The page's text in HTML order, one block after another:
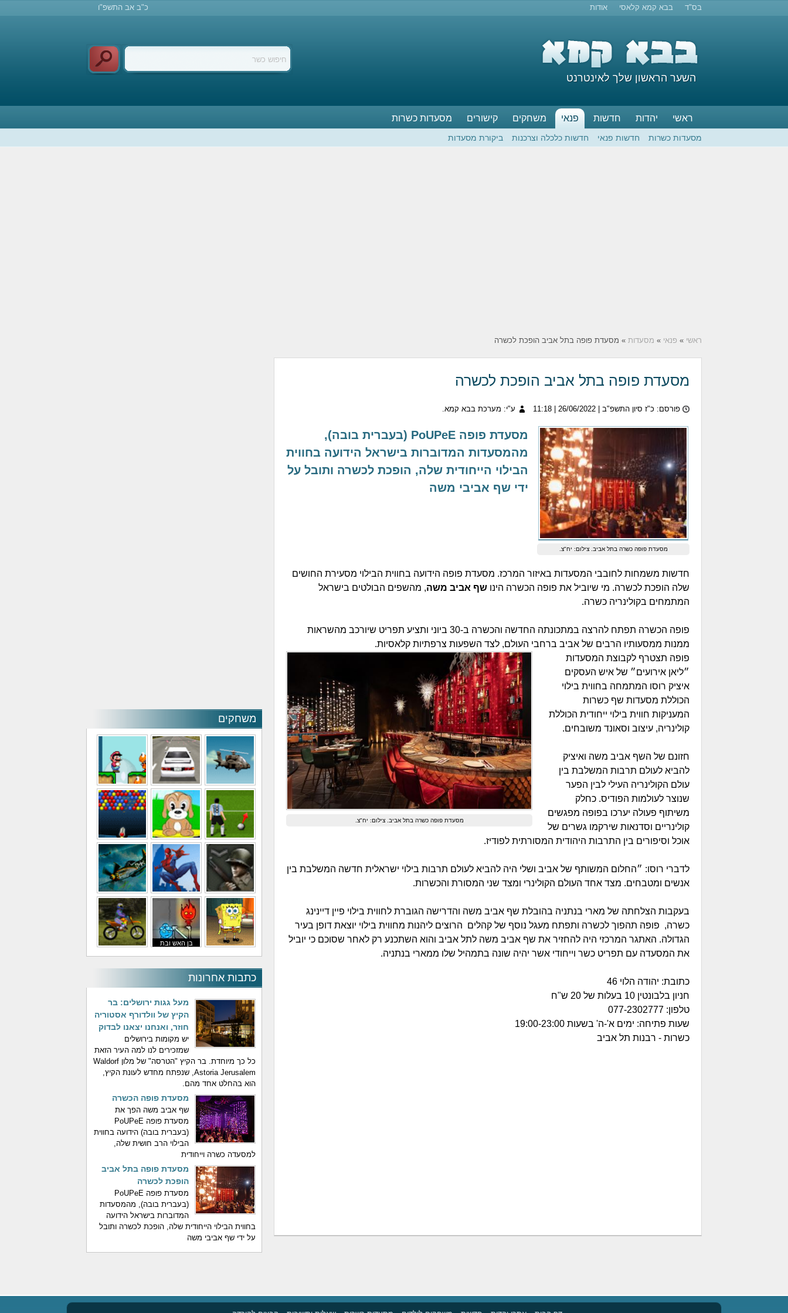
בס"ד בבא קמא קלאסי אודות כ"ב אב התשפ"ו
השער הראשון שלך לאינטרנט
ראשי יהדות חדשות פנאי משחקים קישורים מסעדות כשרות
מסעדות כשרות חדשות פנאי חדשות כלכלה וצרכנות ביקורת מסעדות
ראשי » פנאי » מסעדות » מסעדת פופה בתל אביב הופכת לכשרה
משחקים
משחקי מסוקים משחקי מכוניות משחקי סופר מריו
משחקי כדורגל משחקי לילדים משחקי באבלס
משחקי מלחמה משחקי גיבורים משחקי טיסה
בן האש ובת
כתבות אחרונות
מעל גגות ירושלים: בר
הקיץ של וולדורף אסטוריה
חוזר, ואנחנו יצאנו לבדוק
יש מקומות בירושלים
שמזכירים לנו למה העיר הזאת
כל כך מיוחדת. בר הקיץ "הטרסה" של מלון Waldorf
Astoria Jerusalem, שנפתח מחדש לעונת הקיץ,
הוא בהחלט אחד מהם.
מסעדת פופה הכשרה
שף אביב משה הפך את
מסעדת פופה PoUPeE
(בעברית בובה) הידועה בחווית
הבילוי הרב חושית שלה,
למסעדה כשרה וייחודית
מסעדת פופה בתל אביב
הופכת לכשרה
מסעדת פופה PoUPeE
(בעברית בובה), מהמסעדות
המדוברות בישראל הידועה
בחווית הבילוי הייחודית שלה, הופכת לכשרה ותובל
על ידי שף אביבי משה
מסעדת פופה בתל אביב הופכת לכשרה
פורסם: כ"ז סיון התשפ"ב | 26/06/2022 ע"י: מערכת בבא קמא.
מסעדת פופה כשרה בתל אביב. צילום: יח"צ.
מסעדת פופה PoUPeE (בעברית בובה),
מהמסעדות המדוברות בישראל הידועה בחווית
הבילוי הייחודית שלה, הופכת לכשרה ותובל על
ידי שף אביבי משה
חדשות משמחות לחובבי המסעדות באיזור המרכז. מסעדת פופה הידועה בחווית הבילוי מסעירת החושים
שלה הופכת לכשרה. מי שיוביל את פופה הכשרה הינו שף אביב משה, מהשפים הבולטים בישראל
המתמחים בקולינריה כשרה.
פופה הכשרה תפתח להרצה במתכונתה החדשה והכשרה ב-30 ביוני ותציע תפריט שיורכב מהשראות
ממנות ממסעותיו הרבים של אביב ברחבי העולם, לצד השפעות צרפתיות קלאסיות.
מסעדת פופה כשרה בתל אביב. צילום: יח"צ.
פופה תצטרף לקבוצת המסעדות
״ליאן אירועים״ של איש העסקים
איציק רוסו המתמחה בחווית בילוי
הכוללת מסעדות שף כשרות
המעניקות חווית בילוי ייחודית הכוללת
קולינריה, עיצוב וסאונד משובחים.
חזונם של השף אביב משה ואיציק
להביא לעולם תרבות המשלבת בין
עולם הקולינריה העילי לבין הפער
שנוצר לעולמות הפודיס. כחלק
משיתוף פעולה יערכו בפופה מפגשים
קולינריים וסדנאות שירקמו גשרים של
אוכל וסיפורים בין התרבות היהודית המסורתית לפודיז.
לדברי רוסו: ״החלום המשותף של אביב ושלי היה להביא לעולם תרבות בילוי ישראלית חדשה המשלבת בין
אנשים ומטבחים. מצד אחד העולם הקולינרי ומצד שני המסורת והכשרות.
בעקבות הצלחתה של מארי בנתניה בהובלת שף אביב משה והדרישה הגוברת לחווית בילוי פיין דיינינג
כשרה, פופה תהפוך לכשרה ותפתח מעגל נוסף של קהלים הרוצים ליהנות מחווית בילוי יוצאת דופן בעיר
הגדולה. האתגר המרכזי היה להחזיר את שף אביב משה לתל אביב והוא השתכנע רק לאחר שסוכם כי יוביל
את המסעדה עם תפריט כשר וייחודי אשר יהיה שונה בתמהיל שלו ממארי בנתניה.
כתובת: יהודה הלוי 46
חניון בלבונטין 10 בעלות של 20 ש"ח
טלפון: 077-2302777
שעות פתיחה: ימים א'-ה' בשעות 19:00-23:00
כשרות - רבנות תל אביב